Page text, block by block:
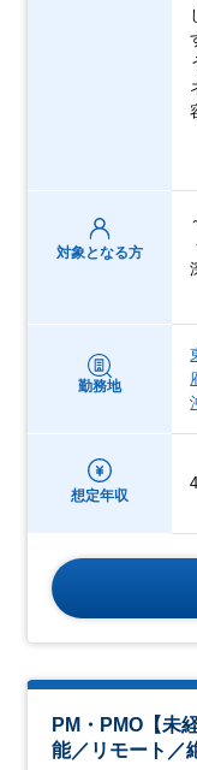
対象となる方
勤務地
想定年収
PM・PMO【未
能／リモート／